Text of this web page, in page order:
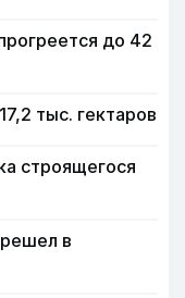
до 42
тыс. гектаров
строящегося
в